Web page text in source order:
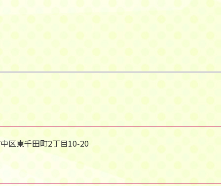
区東千田町2丁目10-20